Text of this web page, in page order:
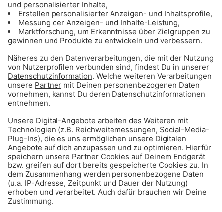
24/7 die beste Musik in den
gratis Gong 96.3 Streams
Gong 96.3 Live
Gong 963 - Dein München. Deine Hits.